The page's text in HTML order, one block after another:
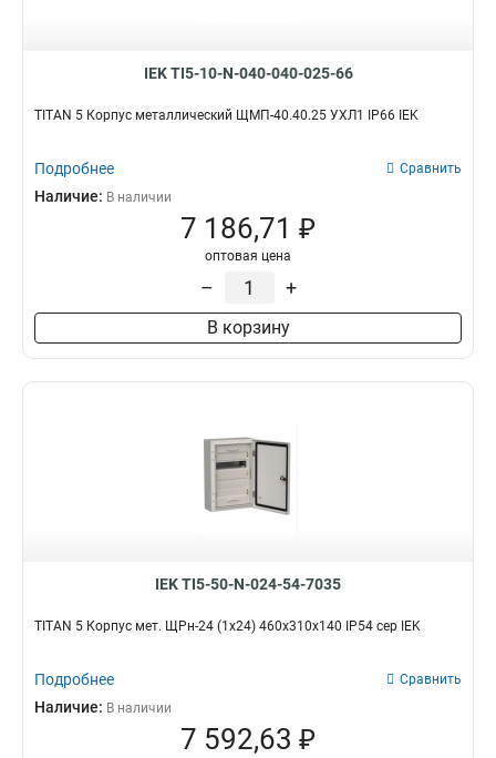
IEK TI5-10-N-040-040-025-66
TITAN 5 Корпус металлический ЩМП-40.40.25 УХЛ1 IP66 IEK
Подробнее Сравнить
Наличие: В наличии
7 186,71 ₽
оптовая цена
– +
В корзину
IEK TI5-50-N-024-54-7035
TITAN 5 Корпус мет. ЩРн-24 (1х24) 460х310х140 IP54 сер IEK
Подробнее Сравнить
Наличие: В наличии
7 592,63 ₽